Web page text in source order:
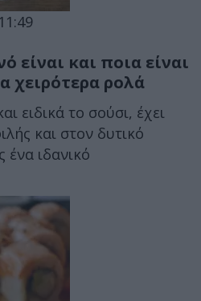
11:49
είναι και ποια είναι
χειρότερα ρολά
ειδικά το σούσι, έχει
και στον δυτικό
ιδανικό